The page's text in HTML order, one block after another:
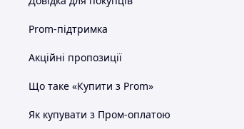
Prom-підтримка
Акційні пропозиції
Що таке «Купити з Prom»
Як купувати з Пром-оплатою